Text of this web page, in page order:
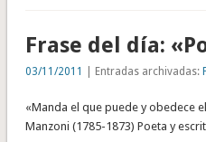
Frase del día:
03/11/2011 | Entradas archivadas:
«Manda el que puede y obedece
Manzoni (1785-1873) Poeta y